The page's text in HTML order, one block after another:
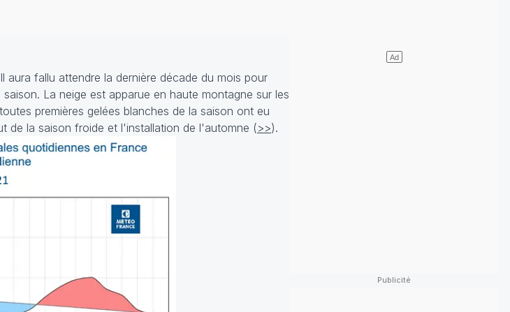
fallu attendre la dernière décade du mois pour
La neige est apparue en haute montagne sur les
premières gelées blanches de la saison ont eu
de la saison froide et l'installation de l'automne (>>).